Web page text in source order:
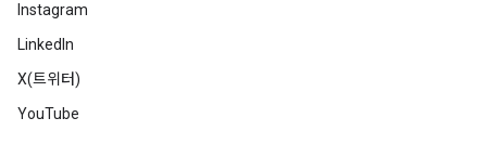
Instagram
LinkedIn
X(트위터)
YouTube